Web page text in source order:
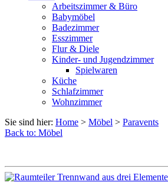
Arbeitszimmer & Büro
Babymöbel
Badezimmer
Esszimmer
Flur & Diele
Kinder- und Jugendzimmer
Spielwaren
Küche
Schlafzimmer
Wohnzimmer
Sie sind hier: Home > Möbel > Paravents
Back to: Möbel